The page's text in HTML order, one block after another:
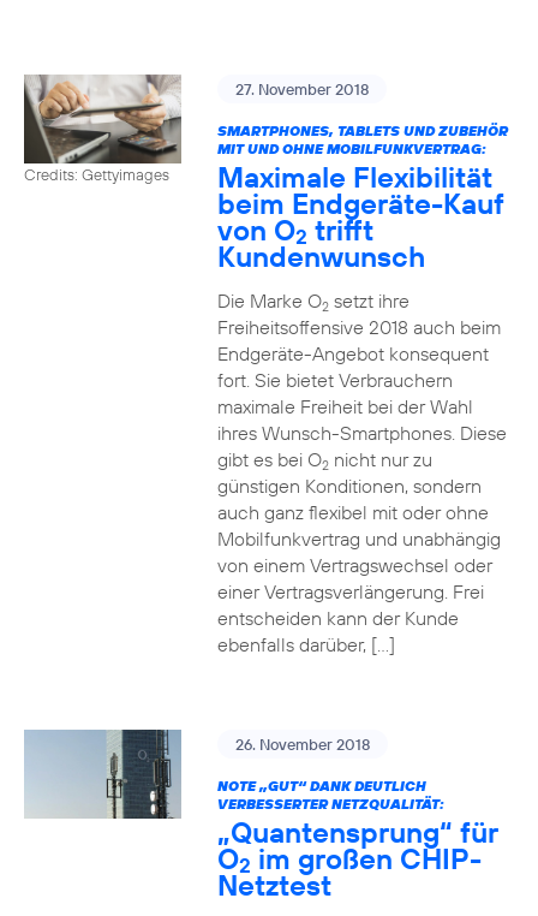
Credits: Gettyimages
27. November 2018
SMARTPHONES, TABLETS UND ZUBEHÖR
MIT UND OHNE MOBILFUNKVERTRAG:
Maximale Flexibilität
beim Endgeräte-Kauf
von O2 trifft
Kundenwunsch
Die Marke O2setzt ihre
Freiheitsoffensive 2018 auch beim
Endgeräte-Angebot konsequent
fort. Sie bietet Verbrauchern
maximale Freiheit bei der Wahl
ihres Wunsch-Smartphones. Diese
gibt es bei O2nicht nur zu
günstigen Konditionen, sondern
auch ganz flexibel mit oder ohne
Mobilfunkvertrag und unabhängig
von einem Vertragswechsel oder
einer Vertragsverlängerung. Frei
entscheiden kann der Kunde
ebenfalls darüber, […]
26. November 2018
NOTE „GUT“ DANK DEUTLICH
VERBESSERTER NETZQUALITÄT:
„Quantensprung“ für
O2 im großen CHIP-
Netztest